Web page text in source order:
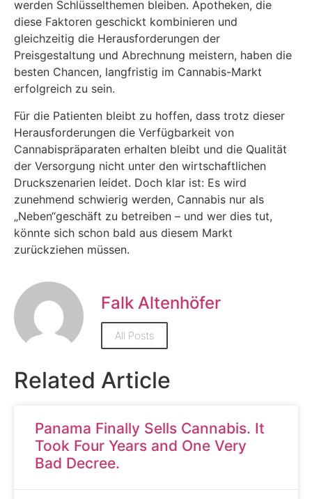
werden Schlüsselthemen bleiben. Apotheken, die
diese Faktoren geschickt kombinieren und
gleichzeitig die Herausforderungen der
Preisgestaltung und Abrechnung meistern, haben die
besten Chancen, langfristig im Cannabis-Markt
erfolgreich zu sein.
Für die Patienten bleibt zu hoffen, dass trotz dieser
Herausforderungen die Verfügbarkeit von
Cannabispräparaten erhalten bleibt und die Qualität
der Versorgung nicht unter den wirtschaftlichen
Druckszenarien leidet. Doch klar ist: Es wird
zunehmend schwierig werden, Cannabis nur als
„Neben“geschäft zu betreiben – und wer dies tut,
könnte sich schon bald aus diesem Markt
zurückziehen müssen.
Falk Altenhöfer
All Posts
Related Article
Panama Finally Sells Cannabis. It
Took Four Years and One Very
Bad Decree.